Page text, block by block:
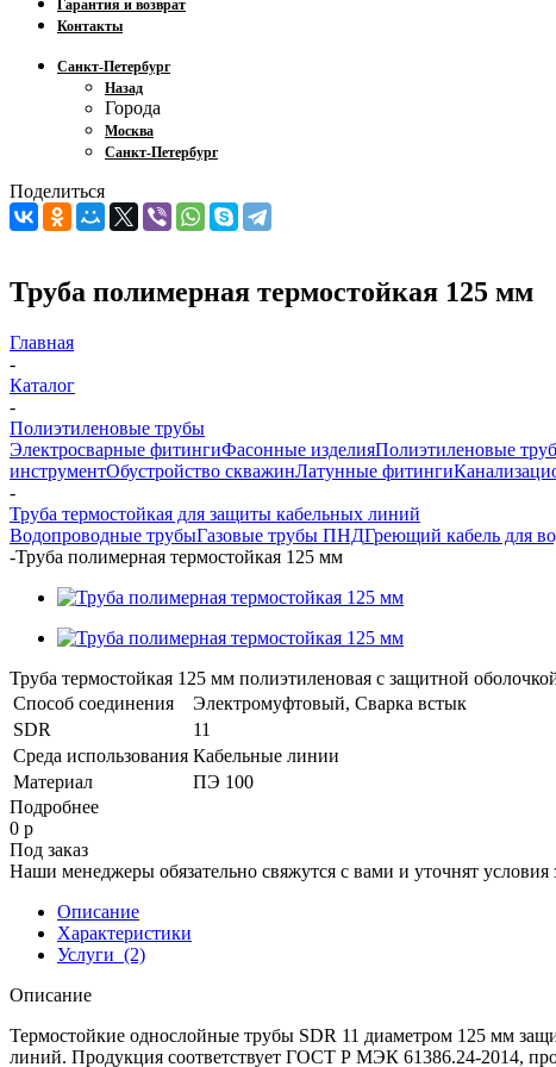
Гарантия и возврат
Контакты
Санкт-Петербург
Назад
Города
Москва
Санкт-Петербург
Поделиться
Труба полимерная термостойкая 125 мм
Главная
-
Каталог
-
Полиэтиленовые трубы
Электросварные фитингиФасонные изделияПолиэтиленовые
инструментОбустройство скважинЛатунные фитинги
-
Труба термостойкая для защиты кабельных линий
Водопроводные трубыГазовые трубы ПНДГреющий кабель для
-Труба полимерная термостойкая 125 мм
Труба термостойкая 125 мм полиэтиленовая с защитной
Способ соединения
Электромуфтовый, Сварка встык
SDR
11
Среда использования Кабельные линии
Материал
ПЭ 100
Подробнее
0 р
Под заказ
Наши менеджеры обязательно свяжутся с вами и уточнят условия
Описание
Характеристики
Услуги (2)
Описание
Термостойкие однослойные трубы SDR 11 диаметром 125 мм
линий. Продукция соответствует ГОСТ Р МЭК 61386.24-2014,